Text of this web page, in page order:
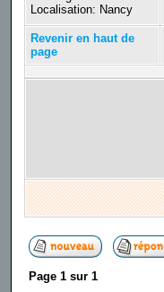
Localisation: Nancy
Revenir en haut de
page
Page 1sur 1